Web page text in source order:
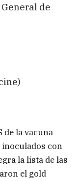
de
de la vacuna
inoculados con
la lista de las
el gold